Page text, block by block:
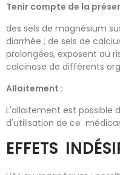
Tenir compte de la
des sels de magnésium
diarrhée ; de sels de
prolongées, exposent au
calcinose de différents
Allaitement :
L'allaitement est possible
d'utilisation de ce
EFFETS